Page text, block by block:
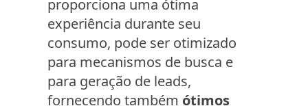
proporciona uma ótima
experiência durante seu
consumo, pode ser otimizado
para mecanismos de busca e
para geração de leads,
fornecendo também ótimos